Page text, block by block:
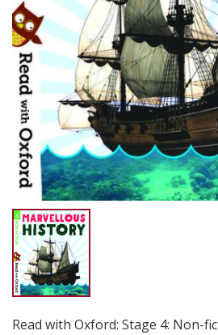
Read with Oxford: Stage 4: Non-